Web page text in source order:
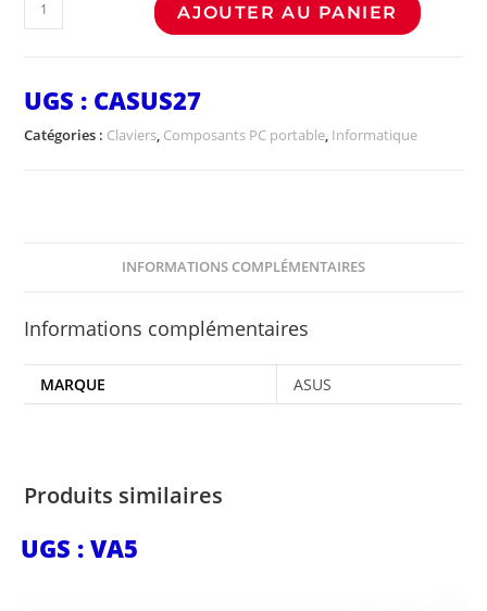
AJOUTER AU PANIER
UGS : CASUS27
Catégories : Claviers, Composants PC portable, Informatique
INFORMATIONS COMPLÉMENTAIRES
Informations complémentaires
MARQUE ASUS
Produits similaires
UGS : VA5